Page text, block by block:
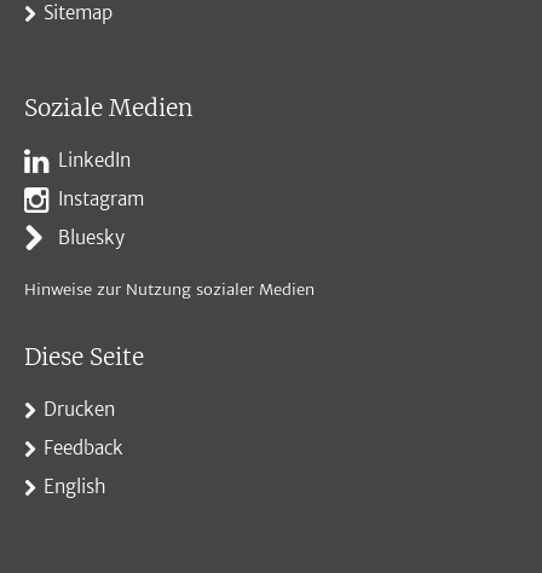
Sitemap
Soziale Medien
LinkedIn
Instagram
Bluesky
Hinweise zur Nutzung sozialer Medien
Diese Seite
Drucken
Feedback
English